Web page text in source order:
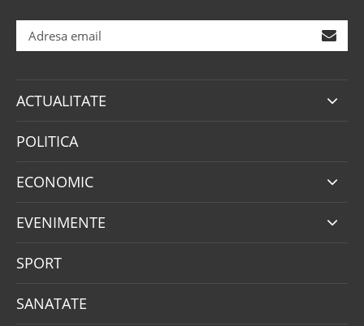
ACTUALITATE
POLITICA
ECONOMIC
EVENIMENTE
SPORT
SANATATE